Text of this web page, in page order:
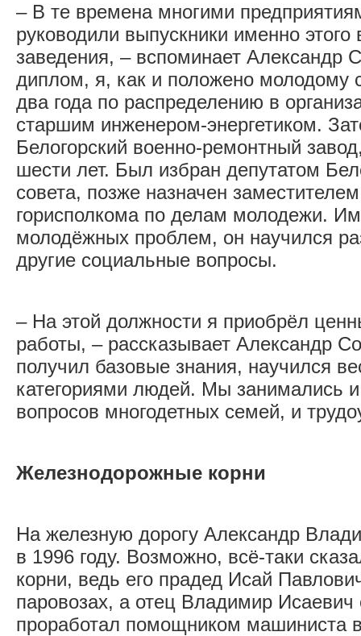
– В те времена многими
руководили выпускники именно этого
заведения, – вспоминает Александр
диплом, я, как и положено молодому
два года по распределению в
старшим инженером-энергетиком.
Белогорский военно-ремонтный
шести лет. Был избран депутатом
совета, позже назначен
горисполкома по делам молодежи.
молодёжных проблем, он научился
другие социальные вопросы.
– На этой должности я приобрёл
работы, – рассказывает Александр
получил базовые знания, научился
категориями людей. Мы занимались
вопросов многодетных семей, и
Железнодорожные корни
На железную дорогу Александр
в 1996 году. Возможно, всё-таки
корни, ведь его прадед Исай
паровозах, а отец Владимир Исаевич
проработал помощником машиниста